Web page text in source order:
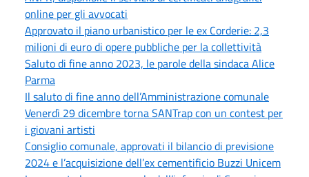
online per gli avvocati
Approvato il piano urbanistico per le ex Corderie: 2,3
milioni di euro di opere pubbliche per la collettività
Saluto di fine anno 2023, le parole della sindaca Alice
Parma
Il saluto di fine anno dell’Amministrazione comunale
Venerdì 29 dicembre torna SANTrap con un contest per
i giovani artisti
Consiglio comunale, approvati il bilancio di previsione
2024 e l’acquisizione dell’ex cementificio Buzzi Unicem